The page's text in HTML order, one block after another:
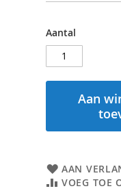
Aantal
Aan
AAN
VOEG TOE